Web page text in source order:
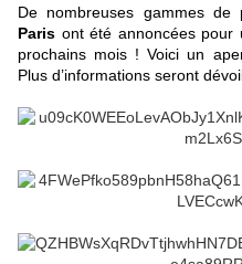
De nombreuses gammes de
Paris ont été annoncées pour
prochains mois ! Voici un
Plus d’informations seront